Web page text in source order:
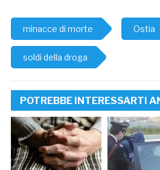
minacce di morte Ostia
soldi della droga
POTREBBE INTERESSARTI